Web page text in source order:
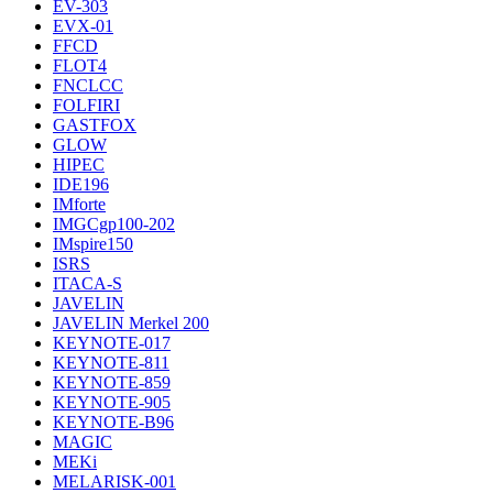
EV-303
EVX-01
FFCD
FLOT4
FNCLCC
FOLFIRI
GASTFOX
GLOW
HIPEC
IDE196
IMforte
IMGCgp100-202
IMspire150
ISRS
ITACA-S
JAVELIN
JAVELIN Merkel 200
KEYNOTE-017
KEYNOTE-811
KEYNOTE-859
KEYNOTE-905
KEYNOTE-B96
MAGIC
MEKi
MELARISK-001